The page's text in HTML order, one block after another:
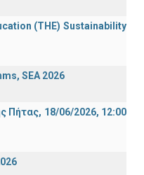
(ΤΗΕ) Sustainability
SEA 2026
Πήτας, 18/06/2026, 12:00